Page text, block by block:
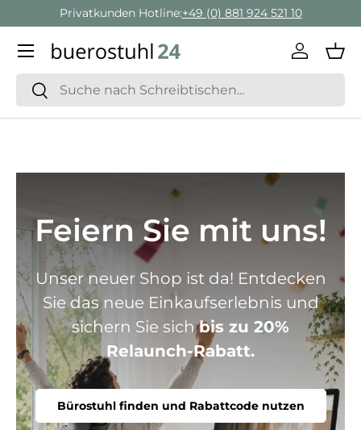
Direkt zum Inhalt
Privatkunden Hotline:+49 (0) 881 924 521 10
Suchen
Suchen
Menü
Feiern Sie mit uns!
Unser neuer Shop ist da! Entdecken
Sie das neue Einkaufserlebnis und
sichern Sie sichbis zu 20%
Relaunch-Rabatt.
Bürostuhl finden und Rabattcode nutzen